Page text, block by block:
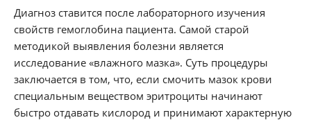
Диагноз ставится после лабораторного изучения
свойств гемоглобина пациента. Самой старой
методикой выявления болезни является
исследование «влажного мазка». Суть процедуры
заключается в том, что, если смочить мазок крови
специальным веществом эритроциты начинают
быстро отдавать кислород и принимают характерную